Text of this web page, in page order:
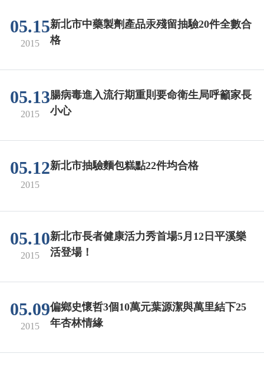
05.15
2015
新北市中藥製劑產品汞殘留抽驗20件全數合
格
05.13
2015
腸病毒進入流行期重則要命衛生局呼籲家長
小心
05.12
2015
新北市抽驗麵包糕點22件均合格
05.10
2015
新北市長者健康活力秀首場5月12日平溪樂
活登場！
05.09
2015
偏鄉史懷哲3個10萬元葉源潔與萬里結下25
年杏林情緣